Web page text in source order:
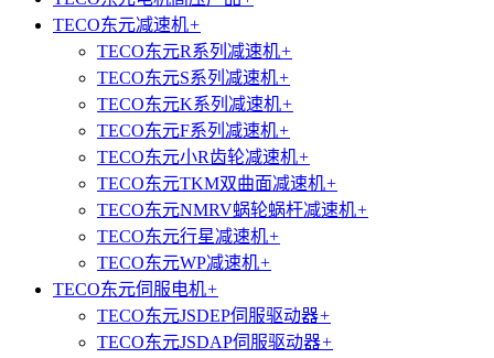
TECO东元减速机+
TECO东元R系列减速机+
TECO东元S系列减速机+
TECO东元K系列减速机+
TECO东元F系列减速机+
TECO东元小R齿轮减速机+
TECO东元TKM双曲面减速机+
TECO东元NMRV蜗轮蜗杆减速机+
TECO东元行星减速机+
TECO东元WP减速机+
TECO东元伺服电机+
TECO东元JSDEP伺服驱动器+
TECO东元JSDAP伺服驱动器+